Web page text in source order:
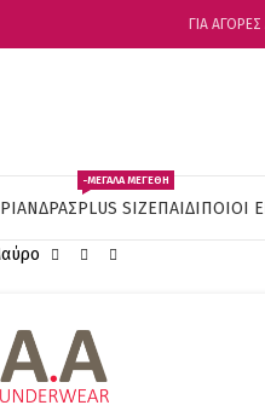
ΓΙΑ
ΑΝΔΡΑΣPLUS SIZE
-ΜΕΓΑΛΑ ΜΕΓΕΘΗ
ΠΑΙΔΙΠΟΙΟΙ